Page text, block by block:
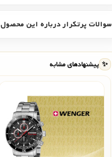
سوالات پرتکرار درباره این محصول
✨ پیشنهادهای مشابه